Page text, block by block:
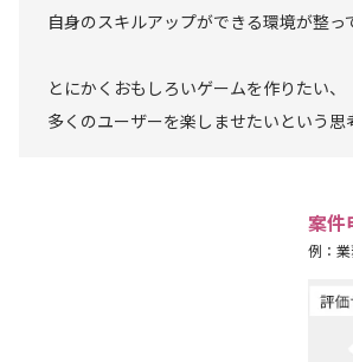
自身のスキルアップができる環境が整っ
とにかくおもしろいゲームを作りたい、
多くのユーザーを楽しませたいという
案件
例：